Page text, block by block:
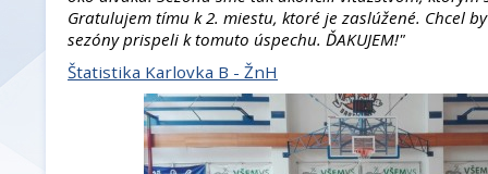
Gratulujem tímu k 2. miestu, ktoré je zaslúžené. Chcel
sezóny prispeli k tomuto úspechu. ĎAKUJEM!"
Štatistika Karlovka B - ŽnH